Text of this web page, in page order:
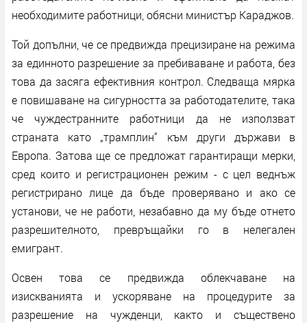
необходимите работници, обясни министър Караджов.
Той допълни, че се предвижда прецизиране на режима
за единното разрешение за пребиваване и работа, без
това да засяга ефективния контрол. Следваща мярка
е повишаване на сигурността за работодателите, така
че чуждестранните работници да не използват
страната като „трамплин“ към други държави в
Европа. Затова ще се предложат гарантиращи мерки,
сред които и регистрационен режим - с цел веднъж
регистрирано лице да бъде проверявано и ако се
установи, че не работи, незабавно да му бъде отнето
разрешителното, превръщайки го в нелегален
емигрант.
Освен това се предвижда облекчаване на
изискванията и ускоряване на процедурите за
разрешение на чужденци, както и съществено